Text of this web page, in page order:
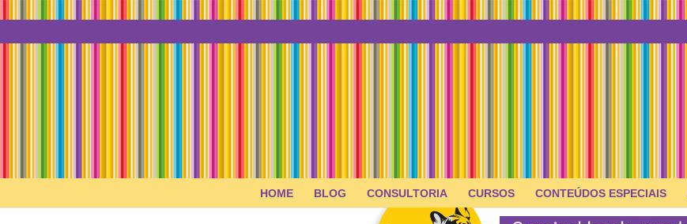
HOME BLOG CONSULTORIA CURSOS CONTEÚDOS ESPECIAIS